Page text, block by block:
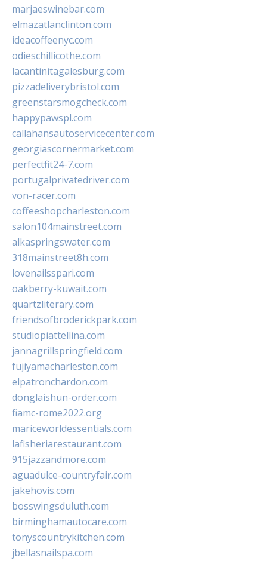
marjaeswinebar.com
elmazatlanclinton.com
ideacoffeenyc.com
odieschillicothe.com
lacantinitagalesburg.com
pizzadeliverybristol.com
greenstarsmogcheck.com
happypawspl.com
callahansautoservicecenter.com
georgiascornermarket.com
perfectfit24-7.com
portugalprivatedriver.com
von-racer.com
coffeeshopcharleston.com
salon104mainstreet.com
alkaspringswater.com
318mainstreet8h.com
lovenailsspari.com
oakberry-kuwait.com
quartzliterary.com
friendsofbroderickpark.com
studiopiattellina.com
jannagrillspringfield.com
fujiyamacharleston.com
elpatronchardon.com
donglaishun-order.com
fiamc-rome2022.org
mariceworldessentials.com
lafisheriarestaurant.com
915jazzandmore.com
aguadulce-countryfair.com
jakehovis.com
bosswingsduluth.com
birminghamautocare.com
tonyscountrykitchen.com
jbellasnailspa.com